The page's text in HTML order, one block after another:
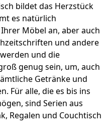
bildet das Herzstück
es natürlich
Möbel an, aber auch
und andere
und die
genug sein, um, auch
Getränke und
Für alle, die es bis ins
sind Serien aus
Regalen und Couchtisch